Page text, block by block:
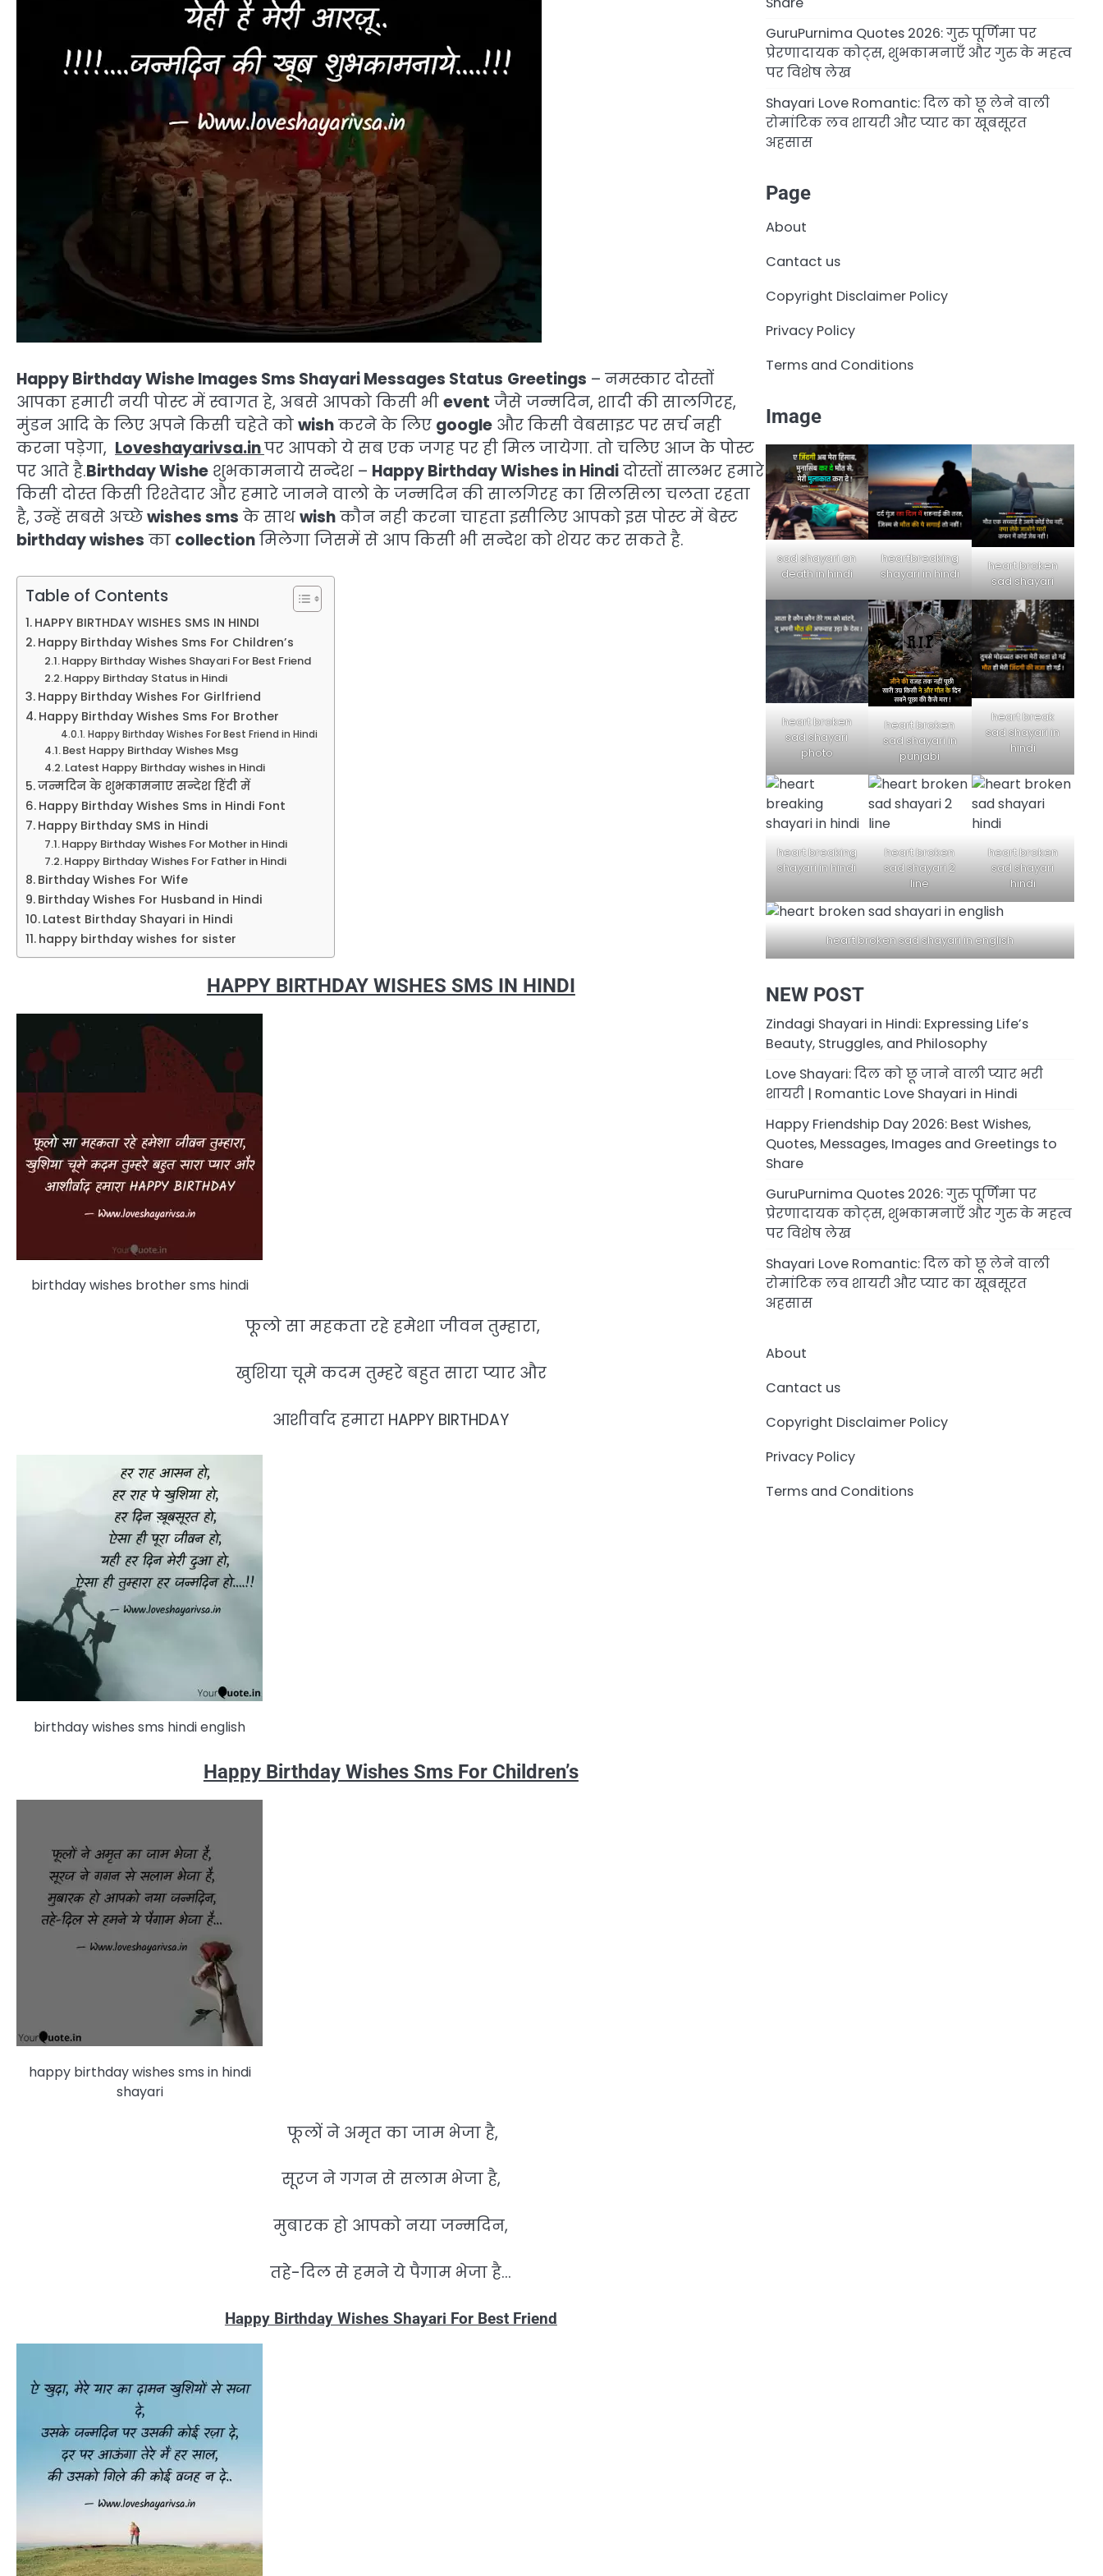
Happy Birthday Wishe Images Sms Shayari Messages Status Greetings – नमस्कार दोस्तों
आपका हमारी नयी पोस्ट में स्वागत हे, अबसे आपको किसी भीevent जैसे जन्मदिन, शादी की सालगिरह,
मुंडन आदि के लिए अपने किसी चहेते कोwishकरने के लिए google और किसी वेबसाइट पर सर्च नही
करना पड़ेगा, Loveshayarivsa.inपर आपको ये सब एक जगह पर ही मिल जायेगा. तो चलिए आज के पोस्ट
पर आते है.Birthday Wishe शुभकामनाये सन्देश – Happy Birthday Wishes in Hindiदोस्तों सालभर हमारे
किसी दोस्त किसी रिश्तेदार और हमारे जानने वालो के जन्मदिन की सालगिरह का सिलसिला चलता रहता
है, उन्हें सबसे अच्छेwishes sms के साथwishकौन नही करना चाहता इसीलिए आपको इस पोस्ट में बेस्ट
birthday wishes का collectionमिलेगा जिसमें से आप किसी भी सन्देश को शेयर कर सकते है.
Table of Contents
HAPPY BIRTHDAY WISHES SMS IN HINDI
Happy Birthday Wishes Sms For Children’s
Happy Birthday Wishes Shayari For Best Friend
Happy Birthday Status in Hindi
Happy Birthday Wishes For Girlfriend
Happy Birthday Wishes Sms For Brother
Happy Birthday Wishes For Best Friend in Hindi
Best Happy Birthday Wishes Msg
Latest Happy Birthday wishes in Hindi
जन्मदिन के शुभकामनाए सन्देश हिंदी में
Happy Birthday Wishes Sms in Hindi Font
Happy Birthday SMS in Hindi
Happy Birthday Wishes For Mother in Hindi
Happy Birthday Wishes For Father in Hindi
Birthday Wishes For Wife
Birthday Wishes For Husband in Hindi
Latest Birthday Shayari in Hindi
happy birthday wishes for sister
HAPPY BIRTHDAY WISHES SMS IN HINDI
birthday wishes brother sms hindi
फूलो सा महकता रहे हमेशा जीवन तुम्हारा,
खुशिया चूमे कदम तुम्हरे बहुत सारा प्यार और
आशीर्वाद हमारा HAPPY BIRTHDAY
birthday wishes sms hindi english
Happy Birthday Wishes Sms For Children’s
happy birthday wishes sms in hindi
shayari
फूलों ने अमृत का जाम भेजा है,
सूरज ने गगन से सलाम भेजा है,
मुबारक हो आपको नया जन्मदिन,
तहे-दिल से हमने ये पैगाम भेजा है…
Happy Birthday Wishes Shayari For Best Friend
GuruPurnima Quotes 2026: गुरु पूर्णिमा पर
प्रेरणादायक कोट्स, शुभकामनाएँ और गुरु के महत्व
पर विशेष लेख
Shayari Love Romantic: दिल को छू लेने वाली
रोमांटिक लव शायरी और प्यार का खूबसूरत
अहसास
Page
About
Cantact us
Copyright Disclaimer Policy
Privacy Policy
Terms and Conditions
Image
sad shayari on
death in hindi
heartbreaking
shayari in hindi
heart broken
sad shayari
heart broken
sad shayari
photo
heart broken
sad shayari in
punjabi
heart break
sad shayari in
hindi
heart breaking
shayari in hindi
heart broken
sad shayari 2
line
heart broken
sad shayari
hindi
heart broken sad shayari in english
NEW POST
Zindagi Shayari in Hindi: Expressing Life’s
Beauty, Struggles, and Philosophy
Love Shayari: दिल को छू जाने वाली प्यार भरी
शायरी | Romantic Love Shayari in Hindi
Happy Friendship Day 2026: Best Wishes,
Quotes, Messages, Images and Greetings to
Share
GuruPurnima Quotes 2026: गुरु पूर्णिमा पर
प्रेरणादायक कोट्स, शुभकामनाएँ और गुरु के महत्व
पर विशेष लेख
Shayari Love Romantic: दिल को छू लेने वाली
रोमांटिक लव शायरी और प्यार का खूबसूरत
अहसास
About
Cantact us
Copyright Disclaimer Policy
Privacy Policy
Terms and Conditions